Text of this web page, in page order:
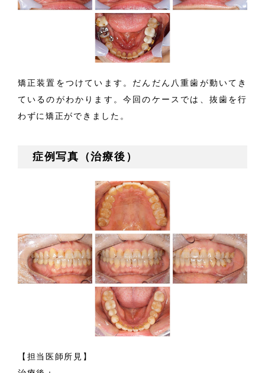
矯正装置をつけています。だんだん八重歯が動いてき
ているのがわかります。今回のケースでは、抜歯を行
わずに矯正ができました。
症例写真（治療後）
【担当医師所見】